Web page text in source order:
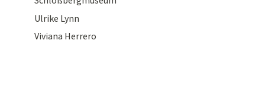
Ulrike Lynn
Viviana Herrero